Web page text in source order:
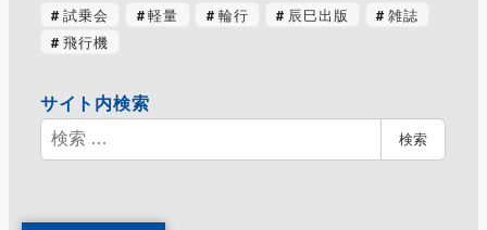
試乗会
軽量 輪行 辰巳出版
雑誌
飛行機
サイト内検索
検
索
検索